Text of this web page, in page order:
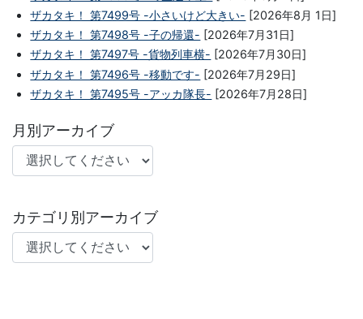
ザカタキ！ 第7499号 -小さいけど大きい- [2026年8月 1日]
ザカタキ！ 第7498号 -子の帰還- [2026年7月31日]
ザカタキ！ 第7497号 -貨物列車横- [2026年7月30日]
ザカタキ！ 第7496号 -移動です- [2026年7月29日]
ザカタキ！ 第7495号 -アッカ隊長- [2026年7月28日]
月別アーカイブ
カテゴリ別アーカイブ